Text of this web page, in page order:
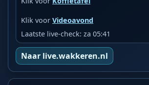
Klik voorVideoavond
Laatste live-check: za 05:41
Naar live.wakkeren.nl